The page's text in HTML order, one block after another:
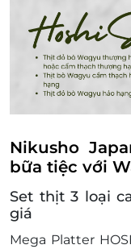
Nikusho
bữa tiệc với
Set thịt 3 loại
giá
Mega Platter